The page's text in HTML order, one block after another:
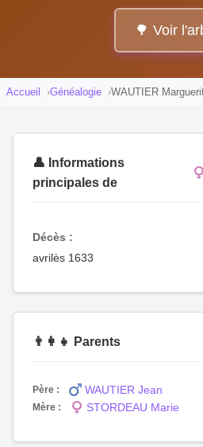
🌳 Voir
Accueil Généalogie WAUTIER
👤 Informations
principales de
Décès :
avrilès 1633
👨‍👩‍👧 Parents
Père : WAUTIER Jean
Mère : STORDEAU Marie